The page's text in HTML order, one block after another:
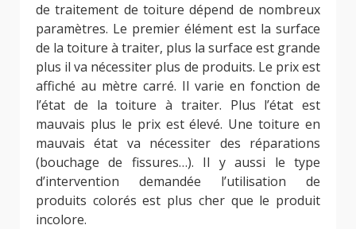
de traitement de toiture dépend de nombreux
paramètres. Le premier élément est la surface
de la toiture à traiter, plus la surface est grande
plus il va nécessiter plus de produits. Le prix est
affiché au mètre carré. Il varie en fonction de
l’état de la toiture à traiter. Plus l’état est
mauvais plus le prix est élevé. Une toiture en
mauvais état va nécessiter des réparations
(bouchage de fissures…). Il y aussi le type
d’intervention demandée l’utilisation de
produits colorés est plus cher que le produit
incolore.